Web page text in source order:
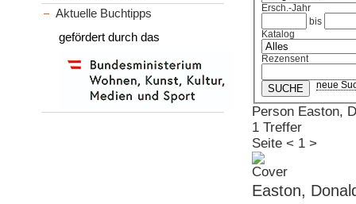
Ersch.-Jahr
bis
Katalog
Rezensent
neue
Person Easton,
1 Treffer
Seite < 1 >
Easton,
Aktuelle Buchtipps
gefördert durch das